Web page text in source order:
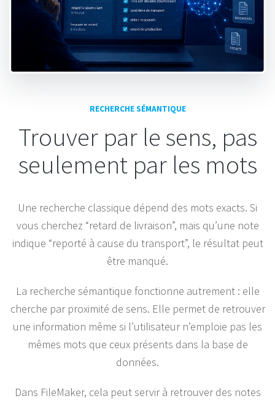
RECHERCHE SÉMANTIQUE
Trouver par le sens, pas
seulement par les mots
Une recherche classique dépend des mots exacts. Si
vous cherchez “retard de livraison”, mais qu’une note
indique “reporté à cause du transport”, le résultat peut
être manqué.
La recherche sémantique fonctionne autrement : elle
cherche par proximité de sens. Elle permet de retrouver
une information même si l’utilisateur n’emploie pas les
mêmes mots que ceux présents dans la base de
données.
Dans FileMaker, cela peut servir à retrouver des notes